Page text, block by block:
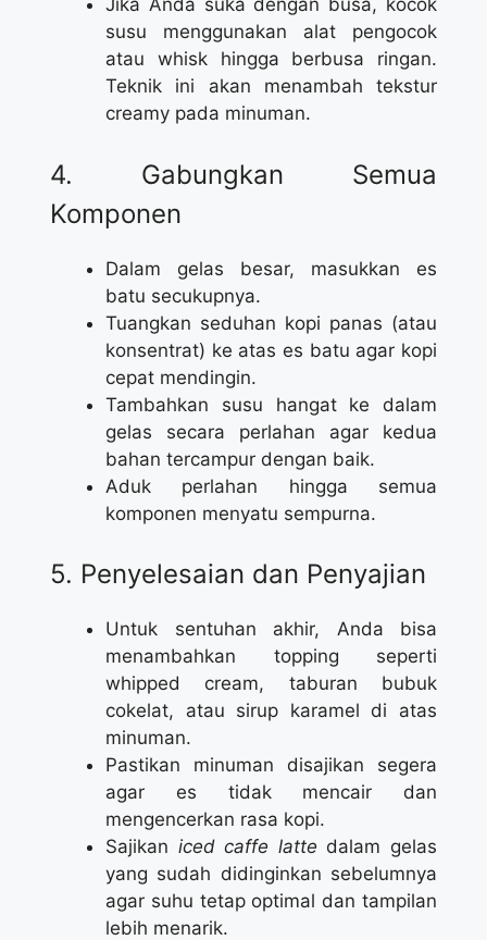
Jika Anda suka dengan busa, kocok
susu menggunakan alat pengocok
atau whisk hingga berbusa ringan.
Teknik ini akan menambah tekstur
creamy pada minuman.
4. Gabungkan Semua
Komponen
Dalam gelas besar, masukkan es
batu secukupnya.
Tuangkan seduhan kopi panas (atau
konsentrat) ke atas es batu agar kopi
cepat mendingin.
Tambahkan susu hangat ke dalam
gelas secara perlahan agar kedua
bahan tercampur dengan baik.
Aduk perlahan hingga semua
komponen menyatu sempurna.
5. Penyelesaian dan Penyajian
Untuk sentuhan akhir, Anda bisa
menambahkan topping seperti
whipped cream, taburan bubuk
cokelat, atau sirup karamel di atas
minuman.
Pastikan minuman disajikan segera
agar es tidak mencair dan
mengencerkan rasa kopi.
Sajikan iced caffe latte dalam gelas
yang sudah didinginkan sebelumnya
agar suhu tetap optimal dan tampilan
lebih menarik.